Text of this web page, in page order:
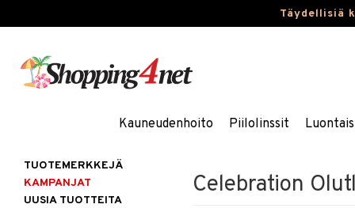
Täydellisiä
Kauneudenhoito Piilolinssit
Celebration
TUOTEMERKKEJÄ
KAMPANJAT
UUSIA TUOTTEITA